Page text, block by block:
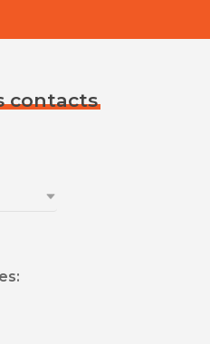
contacts